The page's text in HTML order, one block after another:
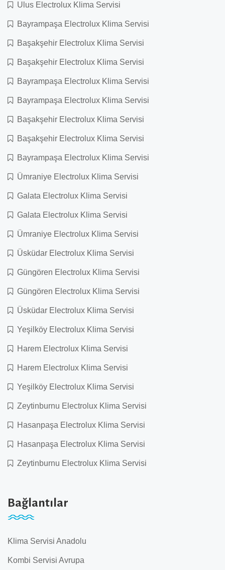
Ulus Electrolux Klima Servisi
Bayrampaşa Electrolux Klima Servisi
Başakşehir Electrolux Klima Servisi
Başakşehir Electrolux Klima Servisi
Bayrampaşa Electrolux Klima Servisi
Bayrampaşa Electrolux Klima Servisi
Başakşehir Electrolux Klima Servisi
Başakşehir Electrolux Klima Servisi
Bayrampaşa Electrolux Klima Servisi
Ümraniye Electrolux Klima Servisi
Galata Electrolux Klima Servisi
Galata Electrolux Klima Servisi
Ümraniye Electrolux Klima Servisi
Üsküdar Electrolux Klima Servisi
Güngören Electrolux Klima Servisi
Güngören Electrolux Klima Servisi
Üsküdar Electrolux Klima Servisi
Yeşilköy Electrolux Klima Servisi
Harem Electrolux Klima Servisi
Harem Electrolux Klima Servisi
Yeşilköy Electrolux Klima Servisi
Zeytinburnu Electrolux Klima Servisi
Hasanpaşa Electrolux Klima Servisi
Hasanpaşa Electrolux Klima Servisi
Zeytinburnu Electrolux Klima Servisi
Bağlantılar
Klima Servisi Anadolu
Kombi Servisi Avrupa